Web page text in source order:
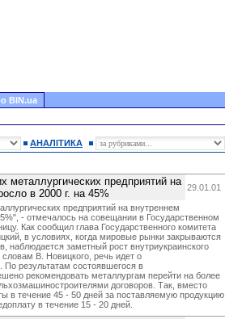
BIN.ua
АНАЛІТИКА
металлургических предприятий на
в 2000 г. на 45%
29.01.01
предприятий на внутреннем
- отмечалось на совещании в Государственном
Как сообщил глава Государственного комитета
в условиях, когда мировые рынки закрываются
наблюдается заметный рост внутриукраинского
В. Новицкого, речь идет о
результатам состоявшегося в
рекомендовать металлургам перейти на более
договоров. Так, вместо
в течение 45 - 50 дней за поставляемую продукцию
в течение 15 - 20 дней.